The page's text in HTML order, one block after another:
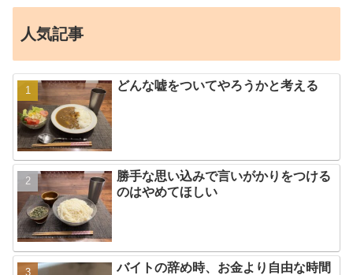
人気記事
どんな嘘をついてやろうかと考える
勝手な思い込みで言いがかりをつける
のはやめてほしい
バイトの辞め時、お金より自由な時間